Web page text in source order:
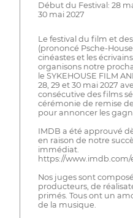
Début du Festival: 28
30 mai 2027
Le festival du film et
(prononcé Psche-
cinéastes et les
organisons notre
le SYKEHOUSE FILM
28, 29 et 30 mai 2027
consécutive des films
cérémonie de remise
pour annoncer les
IMDB a été approuvé
en raison de notre
immédiat.
https://www.imdb.com/
Nos juges sont
producteurs, de
primés. Tous ont un
de la musique.